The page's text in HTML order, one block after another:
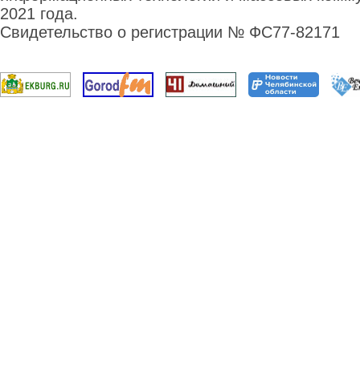
2021 года.
Свидетельство о регистрации № ФС77-82171